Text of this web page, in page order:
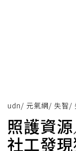
udn/ 元氣網/ 失智/
照護資
社工發